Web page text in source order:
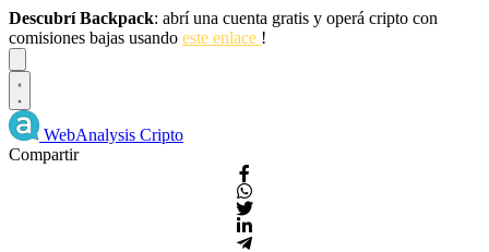
Descubrí Backpack: abrí una cuenta gratis y operá cripto con
comisiones bajas usando este enlace !
WebAnalysis Cripto
Compartir